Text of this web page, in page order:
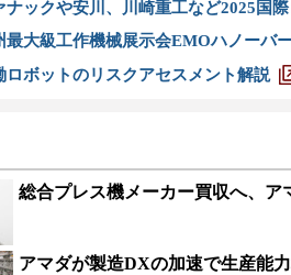
ナックや安川、川崎重工など2025国
最大級工作機械展示会EMOハノーバ
ロボットのリスクアセスメント解説
総合プレス機メーカー買収へ、ア
アマダが製造DXの加速で生産能